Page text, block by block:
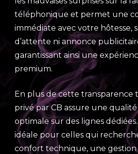
téléphonique et permet une
immédiate avec votre hôtesse,
d’attente ni annonce
garantissant ainsi une
premium.
En plus de cette transparence
privé par CB assure une qualité
optimale sur des lignes
idéale pour celles qui
confort technique, une